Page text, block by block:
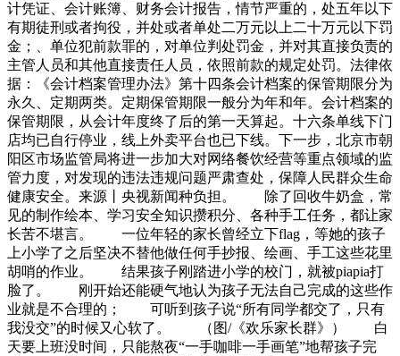
计凭证、会计账簿、财务会计报告，情节严重的，处五年以下
有期徒刑或者拘役，并处或者单处二万元以上二十万元以下罚
金；、单位犯前款罪的，对单位判处罚金，并对其直接负责的
主管人员和其他直接责任人员，依照前款的规定处罚。法律依
据：《会计档案管理办法》第十四条会计档案的保管期限分为
永久、定期两类。定期保管期限一般分为年和年。会计档案的
保管期限，从会计年度终了后的第一天算起。十六条单线下门
店均已自行停业，线上外卖平台也已下线。下一步，北京市朝
阳区市场监管局将进一步加大对网络餐饮经营等重点领域的监
管力度，对发现的违法违规问题严肃查处，保障人民群众生命
健康安全。来源丨央视新闻种负担。 除了回收牛奶盒，常
见的制作绘本、学习安全知识攒积分、各种手工任务，都让家
长苦不堪言。 一位年轻的家长曾经立下flag，等她的孩子
上小学了之后坚决不替他做任何手抄报、绘画、手工这些花里
胡哨的作业。 结果孩子刚踏进小学的校门，就被piapia打
脸了。 刚开始还能硬气地认为孩子无法自己完成的这些作
业就是不合理的； 可听到孩子说“所有同学都交了，只有
我没交”的时候又心软了。 （图/《欢乐家长群》） 白
天要上班没时间，只能熬夜“一手咖啡一手画笔”地帮孩子完